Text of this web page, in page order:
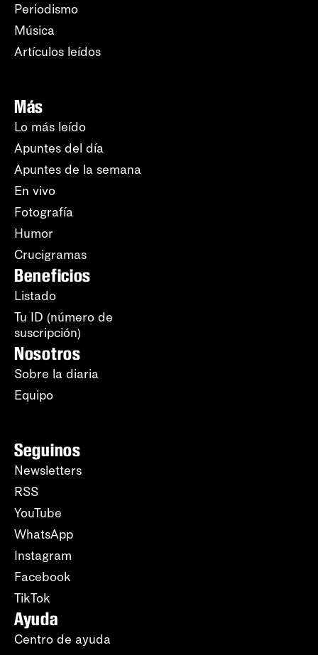
Periodismo
Música
Artículos leídos
Más
Lo más leído
Apuntes del día
Apuntes de la semana
En vivo
Fotografía
Humor
Crucigramas
Beneficios
Listado
Tu ID (número de
suscripción)
Nosotros
Sobre la diaria
Equipo
Seguinos
Newsletters
RSS
YouTube
WhatsApp
Instagram
Facebook
TikTok
Ayuda
Centro de ayuda